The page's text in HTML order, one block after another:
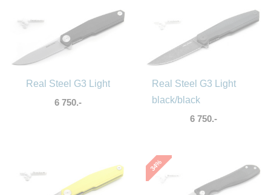
Real Steel G3 Light
6 750.-
Real Steel G3 Light
black/black
6 750.-
34
%